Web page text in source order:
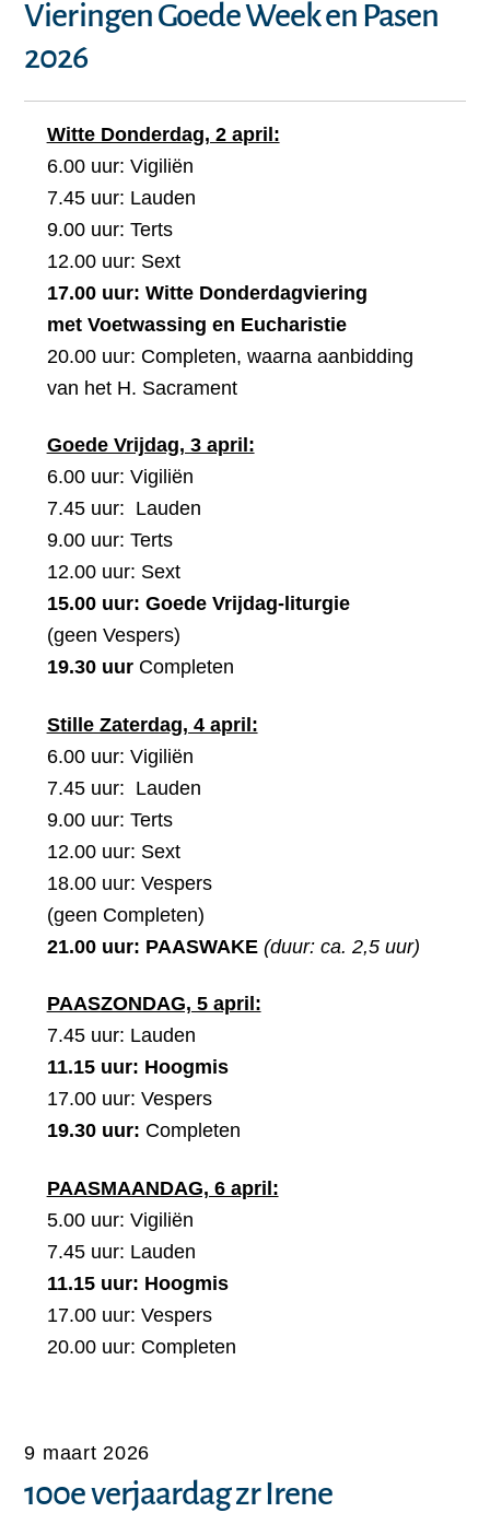
Vieringen Goede Week en Pasen
2026
Witte Donderdag, 2 april:
6.00 uur: Vigiliën
7.45 uur: Lauden
9.00 uur: Terts
12.00 uur: Sext
17.00 uur: Witte Donderdagviering
met Voetwassing en Eucharistie
20.00 uur: Completen, waarna aanbidding
van het H. Sacrament
Goede Vrijdag, 3 april:
6.00 uur: Vigiliën
7.45 uur: Lauden
9.00 uur: Terts
12.00 uur: Sext
15.00 uur: Goede Vrijdag-liturgie
(geen Vespers)
19.30 uurCompleten
Stille Zaterdag, 4 april:
6.00 uur: Vigiliën
7.45 uur: Lauden
9.00 uur: Terts
12.00 uur: Sext
18.00 uur: Vespers
(geen Completen)
21.00 uur: PAASWAKE (duur: ca. 2,5 uur)
PAASZONDAG, 5 april:
7.45 uur: Lauden
11.15 uur: Hoogmis
17.00 uur: Vespers
19.30 uur: Completen
PAASMAANDAG, 6 april:
5.00 uur: Vigiliën
7.45 uur: Lauden
11.15 uur: Hoogmis
17.00 uur: Vespers
20.00 uur: Completen
9 maart 2026
100e verjaardag zr Irene